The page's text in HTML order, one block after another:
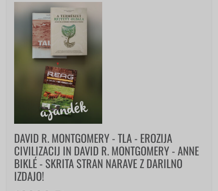
DAVID R. MONTGOMERY - TLA - EROZIJA
CIVILIZACIJ IN DAVID R. MONTGOMERY - ANNE
BIKLÉ - SKRITA STRAN NARAVE Z DARILNO
IZDAJO!